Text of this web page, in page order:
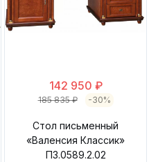
142 950 ₽
185 835 ₽ -30%
Стол письменный
«Валенсия Классик»
П3.0589.2.02